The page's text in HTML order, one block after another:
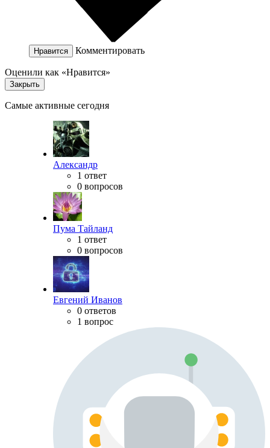
Нравится Комментировать
Оценили как «Нравится»
Закрыть
Самые активные сегодня
Александр
1 ответ
0 вопросов
Пума Тайланд
1 ответ
0 вопросов
Евгений Иванов
0 ответов
1 вопрос